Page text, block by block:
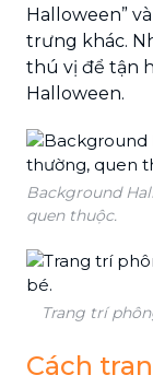
Halloween”
trưng khác.
thú vị để tận
Halloween.
Background
quen thuộc.
Trang trí
Cách